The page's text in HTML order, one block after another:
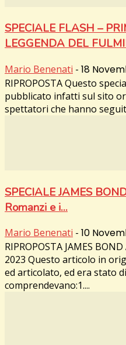
SPECIALE FLASH –
LEGGENDA DEL
Mario Benenati - 18
RIPROPOSTA Questo
pubblicato infatti sul sito
spettatori che hanno
SPECIALE JAMES
Romanzi e i...
Mario Benenati - 10
RIPROPOSTA JAMES
2023 Questo articolo in
ed articolato, ed era stato
comprendevano:1....